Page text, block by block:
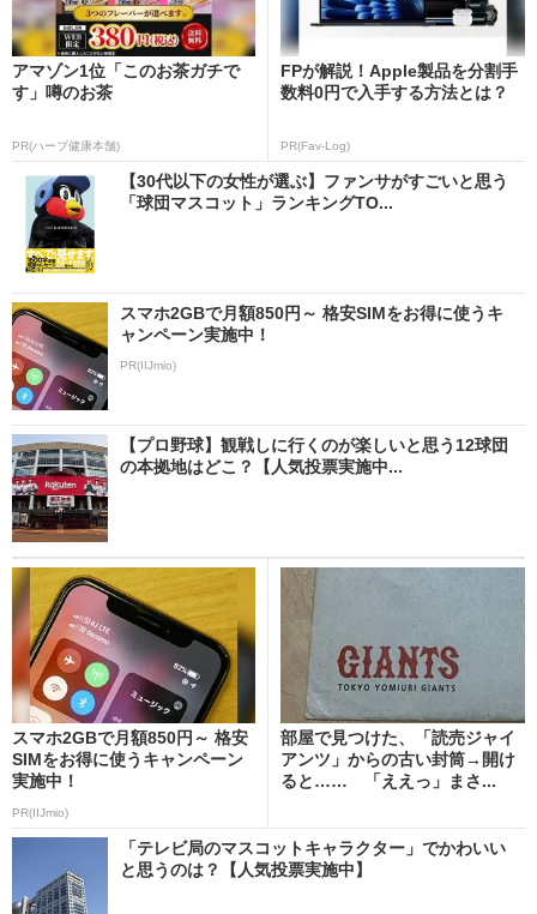
アマゾン1位「このお茶ガチで
す」噂のお茶
PR(ハーブ健康本舗)
FPが解説！Apple製品を分割手
数料0円で入手する方法とは？
PR(Fav-Log)
【30代以下の女性が選ぶ】ファンサがすごいと思う
「球団マスコット」ランキングTO...
スマホ2GBで月額850円～ 格安SIMをお得に使うキ
ャンペーン実施中！
PR(IIJmio)
【プロ野球】観戦しに行くのが楽しいと思う12球団
の本拠地はどこ？【人気投票実施中...
スマホ2GBで月額850円～ 格安
SIMをお得に使うキャンペーン
実施中！
PR(IIJmio)
部屋で見つけた、「読売ジャイ
アンツ」からの古い封筒→開け
ると…… 「ええっ」まさ...
「テレビ局のマスコットキャラクター」でかわいい
と思うのは？【人気投票実施中】